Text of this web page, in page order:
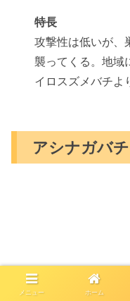
特長
攻撃性は低いが、
襲ってくる。地域
イロスズメバチよ
アシナガバチ
メニュー ホーム